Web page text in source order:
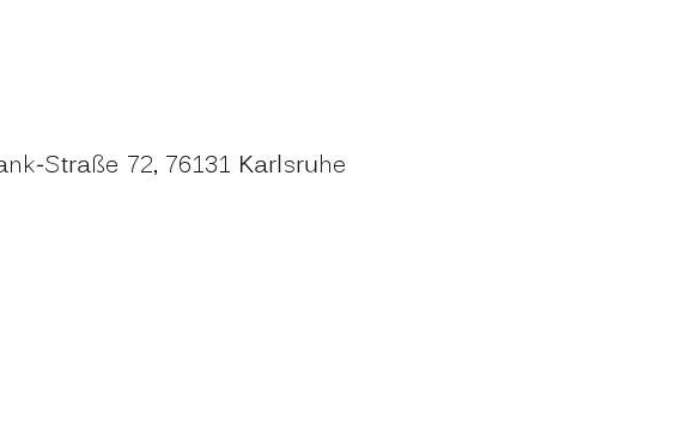
Straße 72, 76131 Karlsruhe